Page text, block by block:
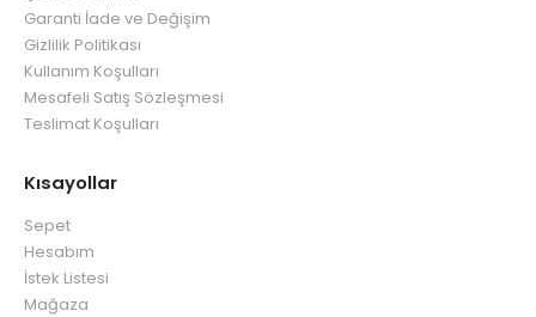
Garanti İade ve Değişim
Gizlilik Politikası
Kullanım Koşulları
Mesafeli Satış Sözleşmesi
Teslimat Koşulları
Kısayollar
Sepet
Hesabım
İstek Listesi
Mağaza